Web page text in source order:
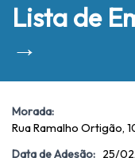
Lista de
→
Morada:
Rua Ramalho Ortigão,
Data de Adesão: 25/